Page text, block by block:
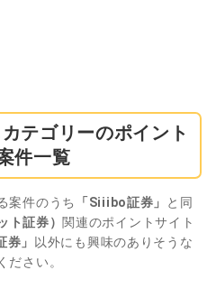
テゴリーのポイント
件一覧
案件のうち 「Siiibo証券」
と同
ト証券） 関連のポイントサイト
券」
以外にも興味のありそうな
ださい。